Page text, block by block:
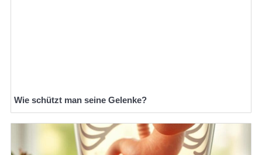
Wie schützt man seine Gelenke?